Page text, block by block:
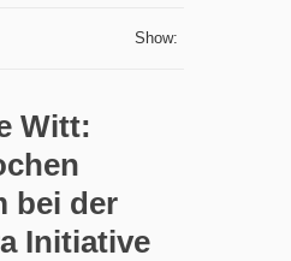
Show:
Witt:
bei der
Initiative